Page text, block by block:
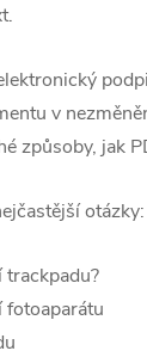
v
způsoby, jak
otázky:
trackpadu?
fotoaparátu